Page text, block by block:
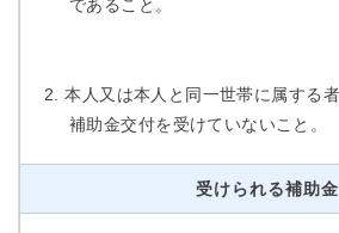
であること。
本人又は本人と同一世帯に属する
補助金交付を受けていないこと。
受けられる補助金